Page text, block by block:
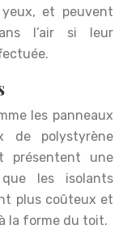
et peuvent
l’air si leur
les panneaux
de polystyrène
présentent une
que les isolants
plus coûteux et
la forme du toit.